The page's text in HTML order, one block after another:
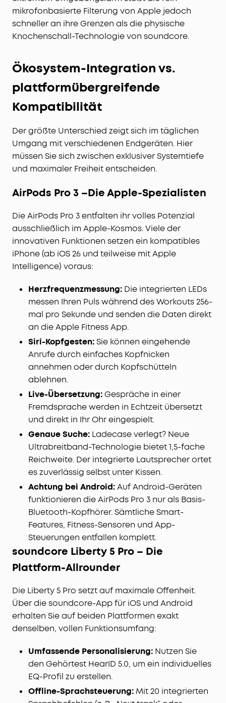
mikrofonbasierte Filterung von Apple jedoch
schneller an ihre Grenzen als die physische
Knochenschall-Technologie von soundcore.
Ökosystem-Integration vs.
plattformübergreifende
Kompatibilität
Der größte Unterschied zeigt sich im täglichen
Umgang mit verschiedenen Endgeräten. Hier
müssen Sie sich zwischen exklusiver Systemtiefe
und maximaler Freiheit entscheiden.
AirPods Pro 3 –Die Apple-Spezialisten
Die AirPods Pro 3 entfalten ihr volles Potenzial
ausschließlich im Apple-Kosmos. Viele der
innovativen Funktionen setzen ein kompatibles
iPhone (ab iOS 26 und teilweise mit Apple
Intelligence) voraus:
Herzfrequenzmessung: Die integrierten LEDs
messen Ihren Puls während des Workouts 256-
mal pro Sekunde und senden die Daten direkt
an die Apple Fitness App.
Siri-Kopfgesten:Sie können eingehende
Anrufe durch einfaches Kopfnicken
annehmen oder durch Kopfschütteln
ablehnen.
Live-Übersetzung:Gespräche in einer
Fremdsprache werden in Echtzeit übersetzt
und direkt in Ihr Ohr eingespielt.
Genaue Suche: Ladecase verlegt? Neue
Ultrabreitband-Technologie bietet 1,5-fache
Reichweite. Der integrierte Lautsprecher ortet
es zuverlässig selbst unter Kissen.
Achtung bei Android:Auf Android-Geräten
funktionieren die AirPods Pro 3 nur als Basis-
Bluetooth-Kopfhörer. Sämtliche Smart-
Features, Fitness-Sensoren und App-
Steuerungen entfallen komplett.
soundcore Liberty 5 Pro – Die
Plattform-Allrounder
Die Liberty 5 Pro setzt auf maximale Offenheit.
Über die soundcore-App für iOS und Android
erhalten Sie auf beiden Plattformen exakt
denselben, vollen Funktionsumfang:
Umfassende Personalisierung: Nutzen Sie
den Gehörtest HearID 5.0, um ein individuelles
EQ-Profil zu erstellen.
Offline-Sprachsteuerung:Mit 20 integrierten